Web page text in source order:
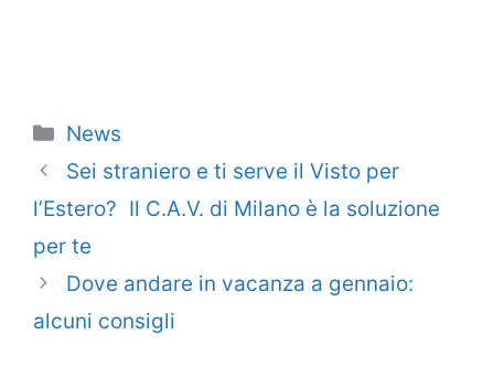
Categorie
News
Sei straniero e ti serve il Visto per
l’Estero? Il C.A.V. di Milano è la soluzione
per te
Dove andare in vacanza a gennaio:
alcuni consigli